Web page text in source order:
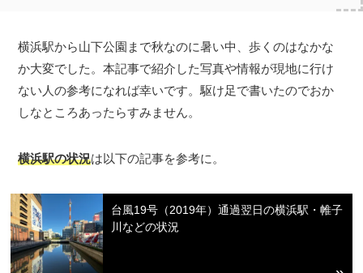
横浜駅から山下公園まで秋なのに暑い中、歩くのはなかな
か大変でした。本記事で紹介した写真や情報が現地に行け
ない人の参考になれば幸いです。駆け足で書いたのでおか
しなところあったらすみません。
横浜駅の状況は以下の記事を参考に。
台風19号（2019年）通過翌日の横浜駅・帷子
川などの状況